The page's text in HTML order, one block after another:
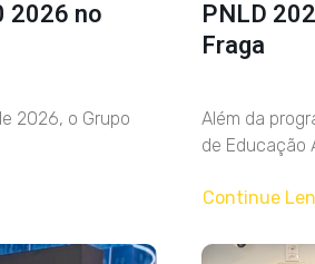
2026 no
2026, o Grupo
PNLD
Fraga
Além da
de Educação
Continue